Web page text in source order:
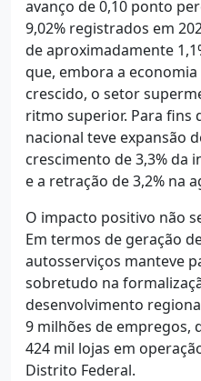
avanço de 0,10 ponto
9,02% registrados em
de aproximadamente
que, embora a
crescido, o setor
ritmo superior. Para fins
nacional teve expansão
crescimento de 3,3% da
e a retração de 3,2% na
O impacto positivo não
Em termos de geração
autosserviços manteve
sobretudo na
desenvolvimento
9 milhões de empregos,
424 mil lojas em
Distrito Federal.